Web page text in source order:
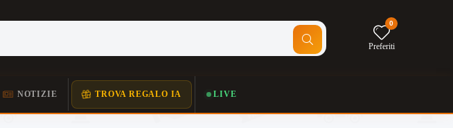
0
Preferiti
NOTIZIE TROVA REGALO IA LIVE